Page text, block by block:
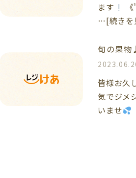
ます
…[続きを
旬の果物
皆様お久
気でジメ
いませ